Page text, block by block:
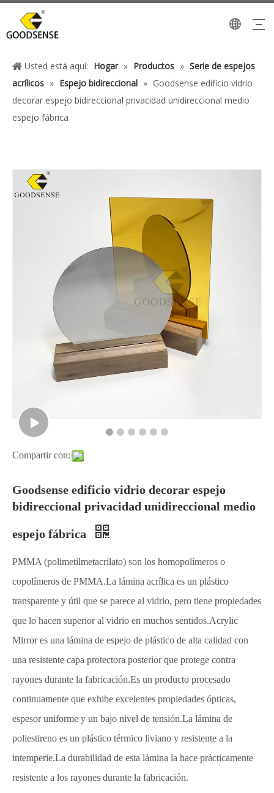
Usted está aquí: Hogar » Productos » Serie de espejos
acrílicos » Espejo bidireccional » Goodsense edificio vidrio
decorar espejo bidireccional privacidad unidireccional medio
espejo fábrica
Compartir con:
Goodsense edificio vidrio decorar espejo
bidireccional privacidad unidireccional medio
espejo fábrica
PMMA (polimetilmetacrilato) son los homopolímeros o
copolímeros de PMMA.La lámina acrílica es un plástico
transparente y útil que se parece al vidrio, pero tiene propiedades
que lo hacen superior al vidrio en muchos sentidos.Acrylic
Mirror es una lámina de espejo de plástico de alta calidad con
una resistente capa protectora posterior que protege contra
rayones durante la fabricación.Es un producto procesado
continuamente que exhibe excelentes propiedades ópticas,
espesor uniforme y un bajo nivel de tensión.La lámina de
poliestireno es un plástico térmico liviano y resistente a la
intemperie.La durabilidad de esta lámina la hace prácticamente
resistente a los rayones durante la fabricación.